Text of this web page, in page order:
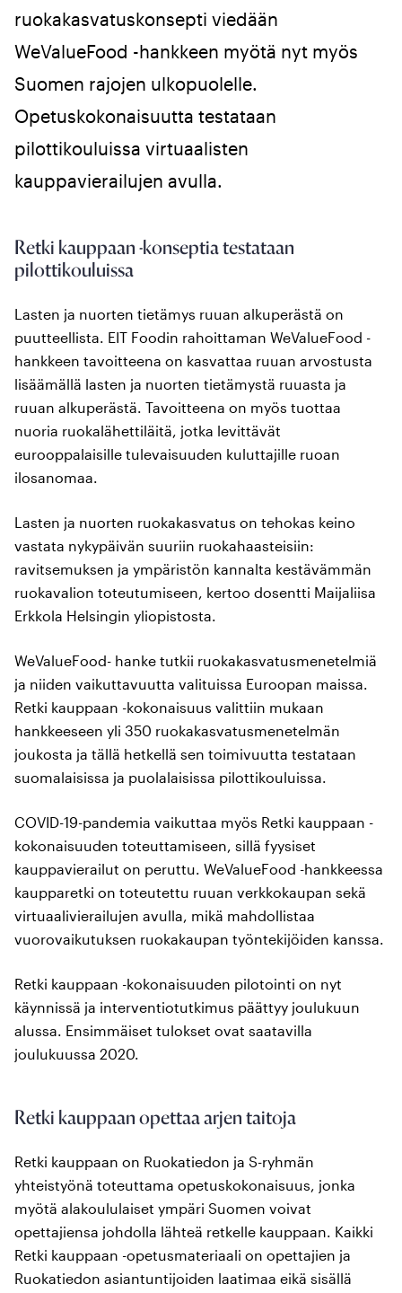
ruokakasvatuskonsepti viedään
WeValueFood -hankkeen myötä nyt myös
Suomen rajojen ulkopuolelle.
Opetuskokonaisuutta testataan
pilottikouluissa virtuaalisten
kauppavierailujen avulla.
Retki kauppaan -konseptia testataan
pilottikouluissa
Lasten ja nuorten tietämys ruuan alkuperästä on
puutteellista. EIT Foodin rahoittaman WeValueFood -
hankkeen tavoitteena on kasvattaa ruuan arvostusta
lisäämällä lasten ja nuorten tietämystä ruuasta ja
ruuan alkuperästä. Tavoitteena on myös tuottaa
nuoria ruokalähettiläitä, jotka levittävät
eurooppalaisille tulevaisuuden kuluttajille ruoan
ilosanomaa.
Lasten ja nuorten ruokakasvatus on tehokas keino
vastata nykypäivän suuriin ruokahaasteisiin:
ravitsemuksen ja ympäristön kannalta kestävämmän
ruokavalion toteutumiseen, kertoo dosentti Maijaliisa
Erkkola Helsingin yliopistosta.
WeValueFood- hanke tutkii ruokakasvatusmenetelmiä
ja niiden vaikuttavuutta valituissa Euroopan maissa.
Retki kauppaan -kokonaisuus valittiin mukaan
hankkeeseen yli 350 ruokakasvatusmenetelmän
joukosta ja tällä hetkellä sen toimivuutta testataan
suomalaisissa ja puolalaisissa pilottikouluissa.
COVID-19-pandemia vaikuttaa myös Retki kauppaan -
kokonaisuuden toteuttamiseen, sillä fyysiset
kauppavierailut on peruttu. WeValueFood -hankkeessa
kaupparetki on toteutettu ruuan verkkokaupan sekä
virtuaalivierailujen avulla, mikä mahdollistaa
vuorovaikutuksen ruokakaupan työntekijöiden kanssa.
Retki kauppaan -kokonaisuuden pilotointi on nyt
käynnissä ja interventiotutkimus päättyy joulukuun
alussa. Ensimmäiset tulokset ovat saatavilla
joulukuussa 2020.
Retki kauppaan opettaa arjen taitoja
Retki kauppaan on Ruokatiedon ja S-ryhmän
yhteistyönä toteuttama opetuskokonaisuus, jonka
myötä alakoululaiset ympäri Suomen voivat
opettajiensa johdolla lähteä retkelle kauppaan. Kaikki
Retki kauppaan -opetusmateriaali on opettajien ja
Ruokatiedon asiantuntijoiden laatimaa eikä sisällä